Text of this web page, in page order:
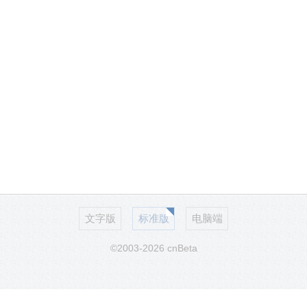
文字版 标准版 电脑端
©2003-2026 cnBeta